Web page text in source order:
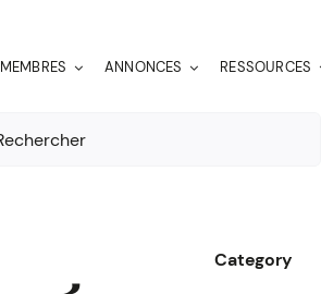
MEMBRES ANNONCES RESSOURCES
Category